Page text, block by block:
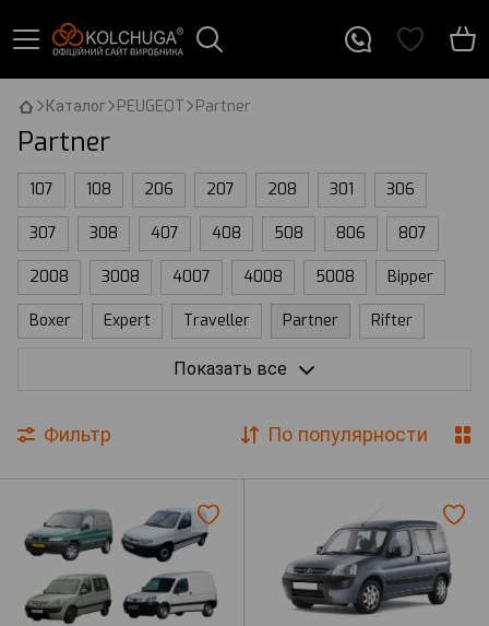
Каталог PEUGEOT Partner
Partner
107 108 206 207 208 301 306
307 308 407 408 508 806 807
2008 3008 4007 4008 5008 Bipper
Boxer Expert Traveller Partner Rifter
Показать все
Фильтр По популярности